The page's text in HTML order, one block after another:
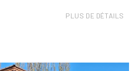
PLUS DE DÉTAILS